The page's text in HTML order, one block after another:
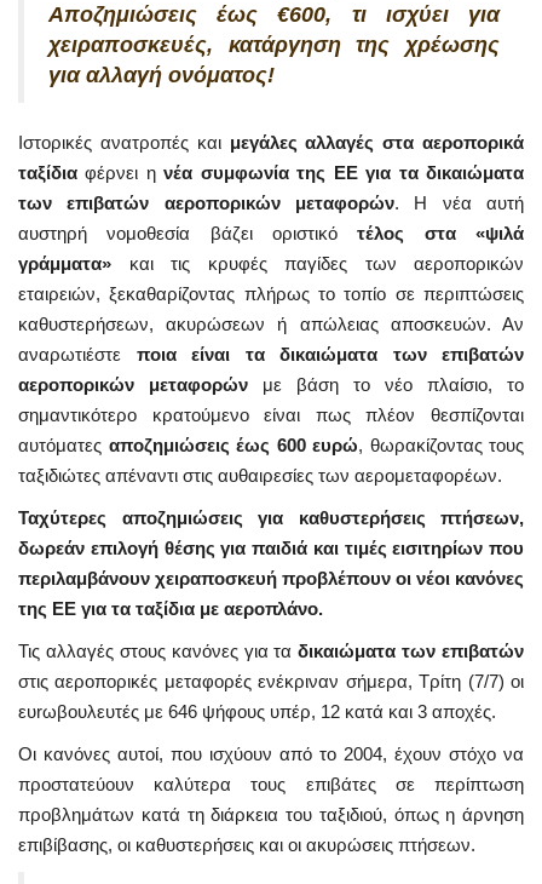
Αποζημιώσεις έως €600, τι ισχύει για
χειραποσκευές, κατάργηση της χρέωσης
για αλλαγή ονόματος!
Ιστορικές ανατροπές και μεγάλες αλλαγές στα αεροπορικά
ταξίδια φέρνει ηνέα συμφωνία της ΕΕ για τα δικαιώματα
των επιβατών αεροπορικών μεταφορών. Η νέα αυτή
αυστηρή νομοθεσία βάζει οριστικότέλος στα «ψιλά
γράμματα» και τις κρυφές παγίδες των αεροπορικών
εταιρειών, ξεκαθαρίζοντας πλήρως το τοπίο σε περιπτώσεις
καθυστερήσεων, ακυρώσεων ή απώλειας αποσκευών. Αν
αναρωτιέστε ποια είναι τα δικαιώματα των επιβατών
αεροπορικών μεταφορών με βάση το νέο πλαίσιο, το
σημαντικότερο κρατούμενο είναι πως πλέον θεσπίζονται
αυτόματες αποζημιώσεις έως 600 ευρώ, θωρακίζοντας τους
ταξιδιώτες απέναντι στις αυθαιρεσίες των αερομεταφορέων.
Ταχύτερες αποζημιώσεις για καθυστερήσεις πτήσεων,
δωρεάν επιλογή θέσης για παιδιά και τιμές εισιτηρίων που
περιλαμβάνουν χειραποσκευή προβλέπουν οι νέοι κανόνες
της ΕΕ για τα ταξίδια με αεροπλάνο.
Τις αλλαγές στους κανόνες για ταδικαιώματα των επιβατών
στις αεροπορικές μεταφορές ενέκριναν σήμερα, Τρίτη (7/7) οι
ευrωβουλευτές με 646 ψήφους υπέρ, 12 κατά και 3 αποχές.
Οι κανόνες αυτοί, που ισχύουν από το 2004, έχουν στόχο να
προστατεύουν καλύτερα τους επιβάτες σε περίπτωση
προβλημάτων κατά τη διάρκεια του ταξιδιού, όπως η άρνηση
επιβίβασης, οι καθυστερήσεις και οι ακυρώσεις πτήσεων.